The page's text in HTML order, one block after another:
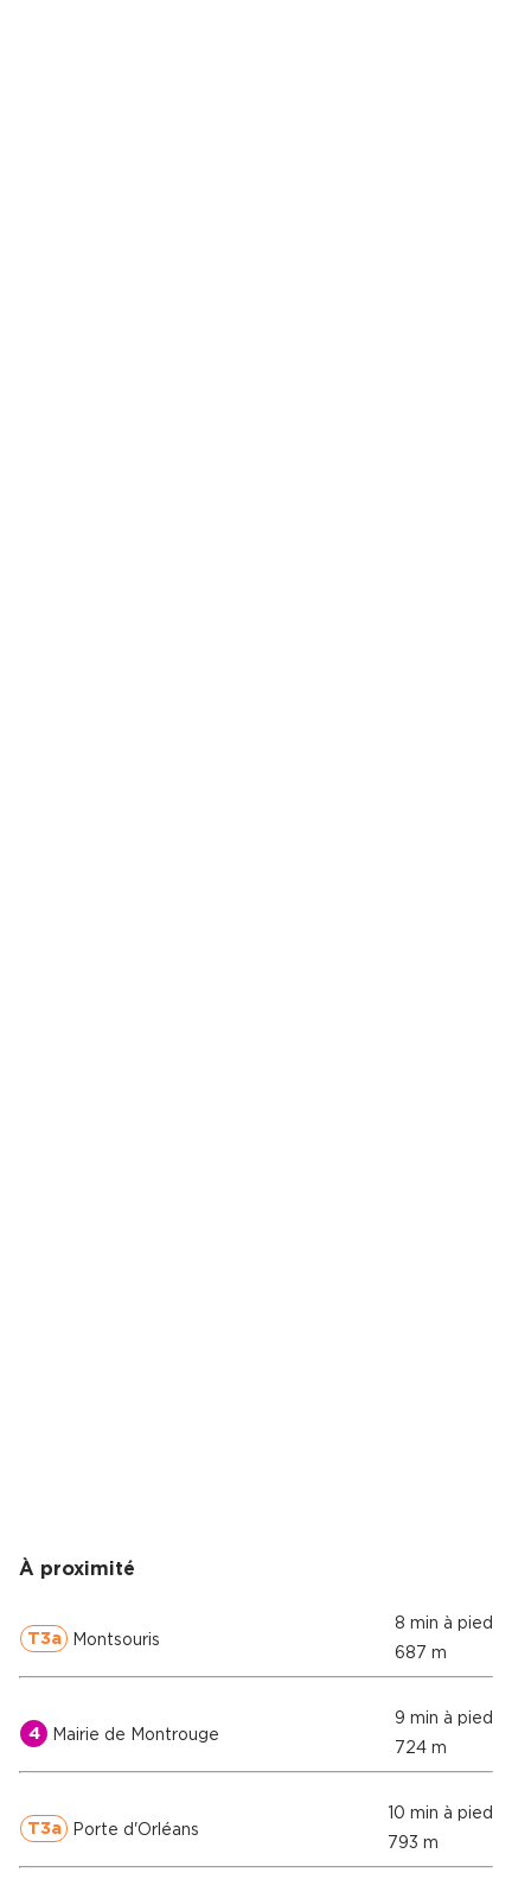
À proximité
T3a Montsouris
8 min à pied
687 m
4 Mairie de Montrouge
9 min à pied
724 m
T3a Porte d'Orléans
10 min à pied
793 m